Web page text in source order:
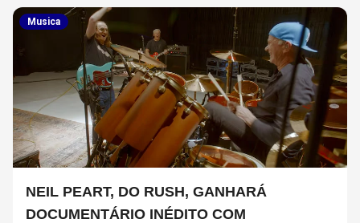
Musica
NEIL PEART, DO RUSH, GANHARÁ
DOCUMENTÁRIO INÉDITO COM